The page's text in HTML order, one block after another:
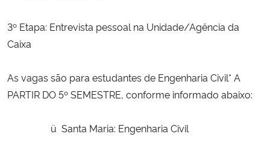
Ministério da Mulher, da Família e dos Direitos Humanos
Secretaria de Governo
3º Etapa: Entrevista pessoal na Unidade/Agência da
Caixa
As vagas são para estudantes de Engenharia Civil* A
PARTIR DO 5º SEMESTRE, conforme informado abaixo:
ü Santa Maria: Engenharia Civil